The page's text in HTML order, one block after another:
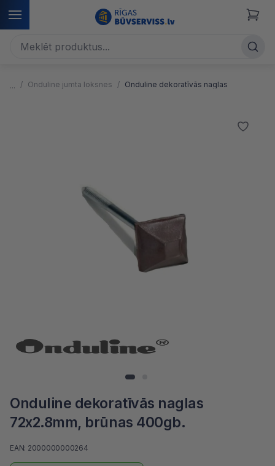
Onduline jumta loksnes Onduline dekoratīvās naglas
Onduline dekoratīvās naglas
72x2.8mm, brūnas 400gb.
EAN: 2000000000264